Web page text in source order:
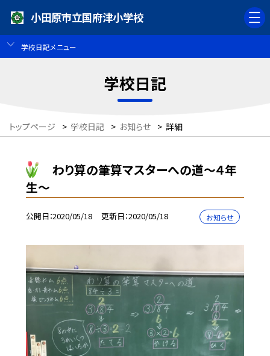
小田原市立国府津小学校
学校日記メニュー
学校日記
トップページ > 学校日記 > お知らせ > 詳細
わり算の筆算マスターへの道〜４年
生〜
公開日 2020/05/18 更新日 2020/05/18 お知らせ